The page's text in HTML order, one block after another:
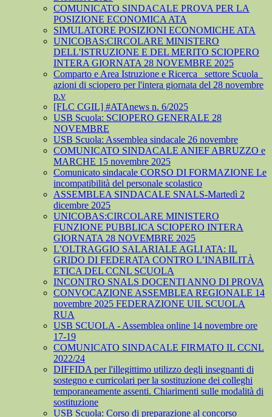
COMUNICATO SINDACALE PROVA PER LA
POSIZIONE ECONOMICA ATA
SIMULATORE POSIZIONI ECONOMICHE ATA
UNICOBAS:CIRCOLARE MINISTERO
DELL'ISTRUZIONE E DEL MERITO SCIOPERO
INTERA GIORNATA 28 NOVEMBRE 2025
Comparto e Area Istruzione e Ricerca_ settore Scuola_
azioni di sciopero per l'intera giornata del 28 novembre
p.v
[FLC CGIL] #ATAnews n. 6/2025
USB Scuola: SCIOPERO GENERALE 28
NOVEMBRE
USB Scuola: Assemblea sindacale 26 novembre
COMUNICATO SINDACALE ANIEF ABRUZZO e
MARCHE 15 novembre 2025
Comunicato sindacale CORSO DI FORMAZIONE Le
incompatibilità del personale scolastico
ASSEMBLEA SINDACALE SNALS-Martedì 2
dicembre 2025
UNICOBAS:CIRCOLARE MINISTERO
FUNZIONE PUBBLICA SCIOPERO INTERA
GIORNATA 28 NOVEMBRE 2025
L’OLTRAGGIO SALARIALE AGLI ATA: IL
GRIDO DI FEDERATA CONTRO L’INABILITÀ
ETICA DEL CCNL SCUOLA
INCONTRO SNALS DOCENTI ANNO DI PROVA
CONVOCAZIONE ASSEMBLEA REGIONALE 14
novembre 2025 FEDERAZIONE UIL SCUOLA
RUA
USB SCUOLA - Assemblea online 14 novembre ore
17-19
COMUNICATO SINDACALE FIRMATO IL CCNL
2022/24
DIFFIDA per l'illegittimo utilizzo degli insegnanti di
sostegno e curricolari per la sostituzione dei colleghi
temporaneamente assenti. Chiarimenti sulle modalità di
sostituzione
USB Scuola: Corso di preparazione al concorso